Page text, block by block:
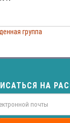
группа
НА